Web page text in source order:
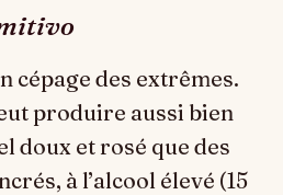
cépage des extrêmes.
produire aussi bien
doux et rosé que des
à l’alcool élevé (15